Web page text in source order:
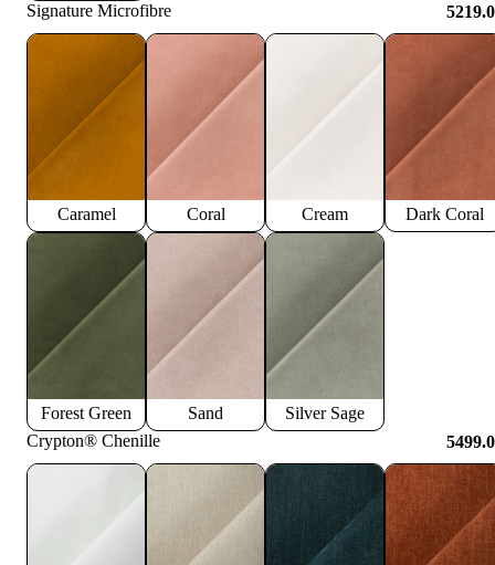
Signature Microfibre
Caramel Coral Cream Dark Coral
Forest Green Sand
Silver Sage
Crypton® Chenille